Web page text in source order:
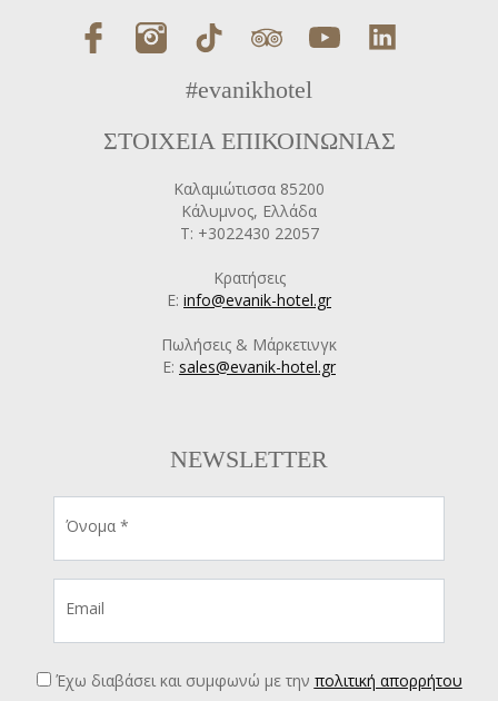
#evanikhotel
ΣΤΟΙΧΕΙΑ ΕΠΙΚΟΙΝΩΝΙΑΣ
Καλαμιώτισσα 85200
Κάλυμνος, Ελλάδα
T: +3022430 22057
Κρατήσεις
E: info@evanik-hotel.gr
Πωλήσεις & Μάρκετινγκ
E: sales@evanik-hotel.gr
NEWSLETTER
Όνομα *
Email
Έχω διαβάσει και συμφωνώ με την πολιτική απορρήτου